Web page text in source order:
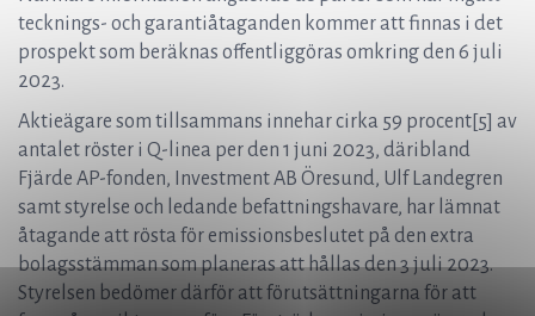
tecknings- och garantiåtaganden kommer att finnas i det
prospekt som beräknas offentliggöras omkring den 6 juli
2023.
Aktieägare som tillsammans innehar cirka 59 procent[5] av
antalet röster i Q-linea per den 1 juni 2023, däribland
Fjärde AP-fonden, Investment AB Öresund, Ulf Landegren
samt styrelse och ledande befattningshavare, har lämnat
åtagande att rösta för emissionsbeslutet på den extra
bolagsstämman som planeras att hållas den 3 juli 2023.
Styrelsen bedömer därför att förutsättningarna för att